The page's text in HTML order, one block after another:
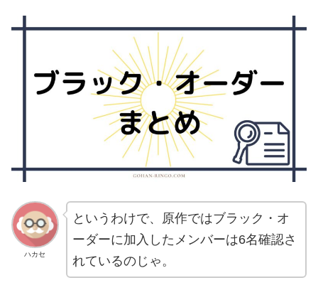
ハカセ
というわけで、原作ではブラック・オ
ーダーに加入したメンバーは6名確認さ
れているのじゃ。